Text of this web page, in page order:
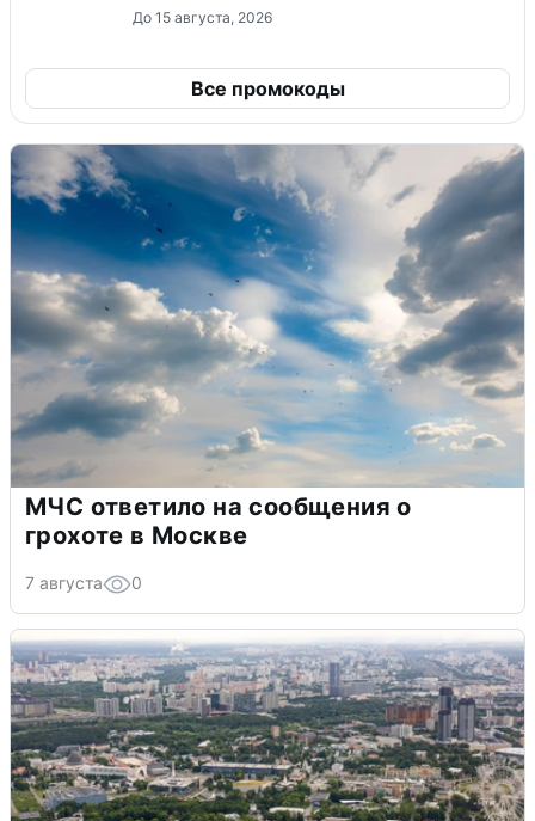
До 15 августа, 2026
Все промокоды
МЧС ответило на сообщения о
грохоте в Москве
7 августа 0